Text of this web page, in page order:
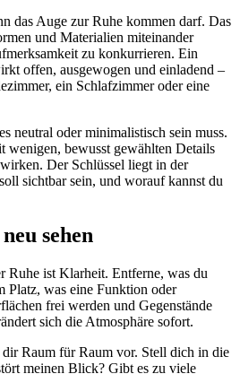
das Auge zur Ruhe kommen darf. Das
und Materialien miteinander
zu konkurrieren. Ein
offen, ausgewogen und einladend –
ein Schlafzimmer oder eine
neutral oder minimalistisch sein muss.
wenigen, bewusst gewählten Details
Der Schlüssel liegt in der
sichtbar sein, und worauf kannst du
sehen
Ruhe ist Klarheit. Entferne, was du
Platz, was eine Funktion oder
frei werden und Gegenstände
sich die Atmosphäre sofort.
Raum für Raum vor. Stell dich in die
meinen Blick? Gibt es zu viele